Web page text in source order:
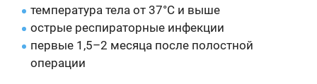
температура тела от 37°C и выше
острые респираторные инфекции
первые 1,5–2 месяца после полостной
операции